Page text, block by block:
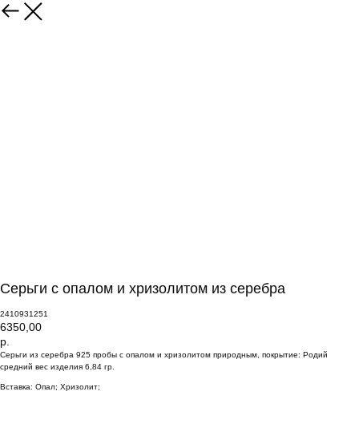
Серьги с опалом и хризолитом из серебра
2410931251
6350,00
р.
Серьги из серебра 925 пробы с опалом и хризолитом природным, покрытие: Родий
средний вес изделия 6,84 гр.
Вставка: Опал; Хризолит;